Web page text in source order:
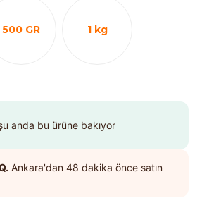
500 GR 1 kg
anda bu ürüne bakıyor
Ankara'dan 48 dakika önce satın